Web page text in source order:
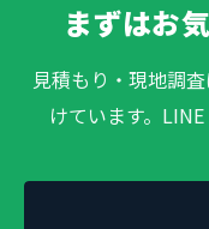
まずはお
見積もり・現地調
けています。